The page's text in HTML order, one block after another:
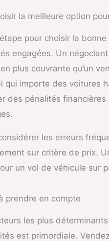
la meilleure option
pour choisir la
engagées. Un
plus couvrante qu’un
qui importe des voitures
des pénalités
les erreurs
sur critère de prix.
un vol de véhicule sur
prendre en compte
les plus
est primordiale.